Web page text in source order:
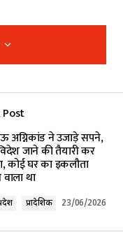
अग्निकांड ने उजाड़े सपने,
जाने की तैयारी कर
कोई घर का इकलौता
था
प्रादेशिक 23/06/2026